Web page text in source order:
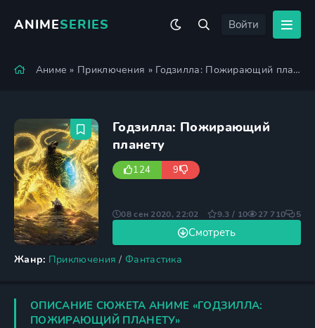
ANIMESERIES Войти
Аниме » Приключения » Годзилла: Пожирающий планету
Годзилла: Пожирающий
планету
124 9
Жанр: Приключения / Фантастика
Смотреть
08 сен 2020, 22:02 9.3 / 10 27 710 5
ОПИСАНИЕ СЮЖЕТА АНИМЕ «ГОДЗИЛЛА:
ПОЖИРАЮЩИЙ ПЛАНЕТУ»